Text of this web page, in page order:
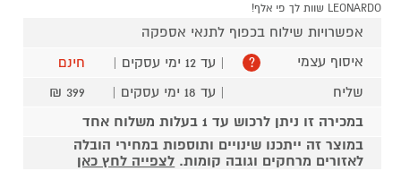
LEONARDO שוות לך פי אלף!
אפשרויות שילוח בכפוף לתנאי אספקה
איסוף עצמי
? | עד 12 ימי עסקים |
חינם
שליח
| עד 18 ימי עסקים |
399 ₪
במכירה זו ניתן לרכוש עד 1 בעלות משלוח אחד
במוצר זה ייתכנו שינויים ותוספות במחירי הובלה
לאזורים מרחקים וגובה קומות. לצפייה לחץ כאן